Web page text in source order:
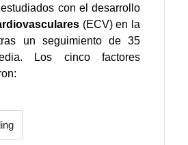
con el desarrollo
(ECV) en la
un seguimiento de 35
Los cinco factores